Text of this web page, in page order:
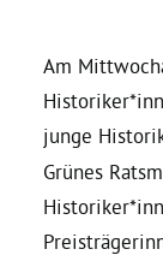
Robin
Daniel
Am
junge
Grünes